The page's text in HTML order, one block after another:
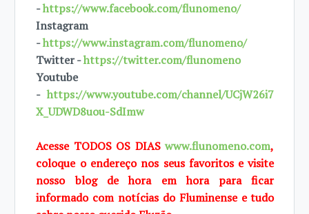
-https://www.facebook.com/flunomeno/
Instagram
-https://www.instagram.com/flunomeno/
Twitter -https://twitter.com/flunomeno
Youtube
-https://www.youtube.com/channel/UCjW26i7
X_UDWD8uou-SdImw
Acesse TODOS OS DIASwww.flunomeno.com,
coloque o endereço nos seus favoritos e visite
nosso blog de hora em hora para ficar
informado com notícias do Fluminense e tudo